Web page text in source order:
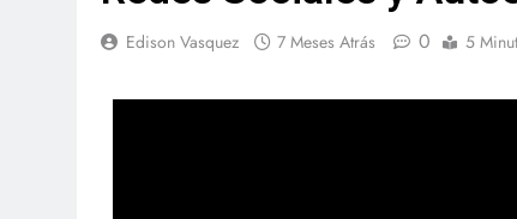
Edison Vasquez 7 Meses Atrás 0 5